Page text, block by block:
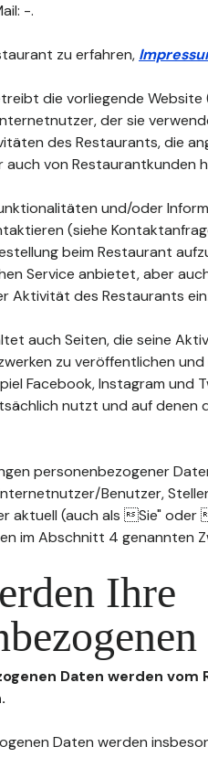
-.
zu erfahren,
die vorliegende
der sie
des Restaurants, die
auch von Restaurantkunden
und/oder
(siehe
beim Restaurant
Service anbietet, aber
Aktivität des Restaurants
auch Seiten, die seine
zu veröffentlichen
Facebook, Instagram
nutzt und auf denen
personenbezogener
Benutzer,
aktuell (auch als Sie"
im Abschnitt 4 genannten
Ihre
Daten werden
Daten werden